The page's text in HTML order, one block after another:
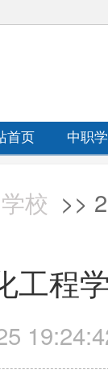
首页 中职
学校 >>
工程